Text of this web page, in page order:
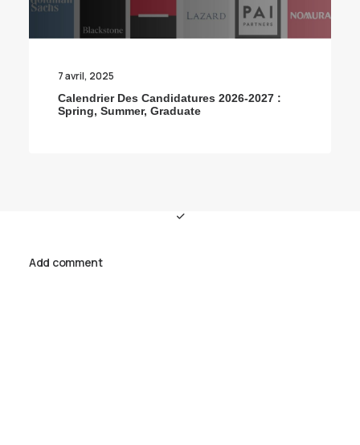
7 avril, 2025
Calendrier Des Candidatures 2026-2027 :
Spring, Summer, Graduate
Add comment